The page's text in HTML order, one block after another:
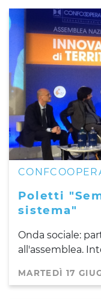
Poletti
sistema"
Onda sociale:
all'assemblea.
MARTEDÌ 17